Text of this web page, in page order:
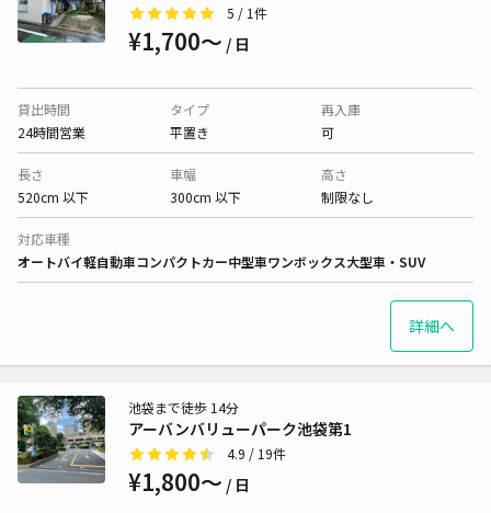
5 / 1件
¥1,700〜 / 日
貸出時間
24時間営業
タイプ
平置き
再入庫
可
長さ
520cm 以下
車幅
300cm 以下
高さ
制限なし
対応車種
オートバイ軽自動車コンパクトカー中型車ワンボックス大型車・SUV
詳細へ
アーバンバリューパーク池袋第1
池袋まで徒歩 14分
4.9 / 19件
¥1,800〜 / 日